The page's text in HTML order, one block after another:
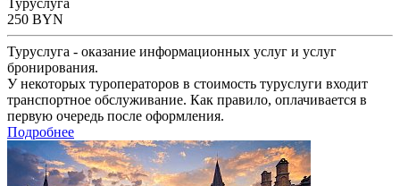
250 BYN
Туруслуга - оказание информационных услуг и услуг
бронирования.
У некоторых туроператоров в стоимость туруслуги входит
транспортное обслуживание. Как правило, оплачивается в
первую очередь после оформления.
Подробнее